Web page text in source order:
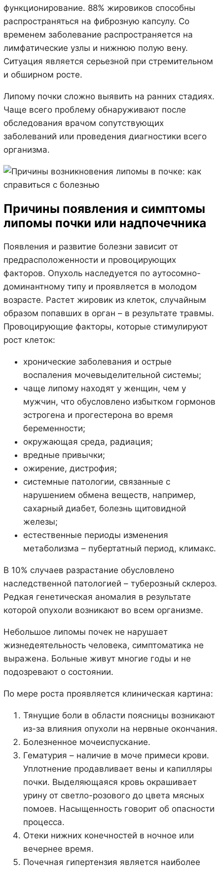
функционирование. 88% жировиков способны
распространяться на фиброзную капсулу. Со
временем заболевание распространяется на
лимфатические узлы и нижнюю полую вену.
Ситуация является серьезной при стремительном
и обширном росте.
Липому почки сложно выявить на ранних стадиях.
Чаще всего проблему обнаруживают после
обследования врачом сопутствующих
заболеваний или проведения диагностики всего
организма.
Причины появления и симптомы
липомы почки или надпочечника
Появления и развитие болезни зависит от
предрасположенности и провоцирующих
факторов. Опухоль наследуется по аутосомно-
доминантному типу и проявляется в молодом
возрасте. Растет жировик из клеток, случайным
образом попавших в орган – в результате травмы.
Провоцирующие факторы, которые стимулируют
рост клеток:
хронические заболевания и острые
воспаления мочевыделительной системы;
чаще липому находят у женщин, чем у
мужчин, что обусловлено избытком гормонов
эстрогена и прогестерона во время
беременности;
окружающая среда, радиация;
вредные привычки;
ожирение, дистрофия;
системные патологии, связанные с
нарушением обмена веществ, например,
сахарный диабет, болезнь щитовидной
железы;
естественные периоды изменения
метаболизма – пубертатный период, климакс.
В 10% случаев разрастание обусловлено
наследственной патологией – туберозный склероз.
Редкая генетическая аномалия в результате
которой опухоли возникают во всем организме.
Небольшое липомы почек не нарушает
жизнедеятельность человека, симптоматика не
выражена. Больные живут многие годы и не
подозревают о состоянии.
По мере роста проявляется клиническая картина:
Тянущие боли в области поясницы возникают
из-за влияния опухоли на нервные окончания.
Болезненное мочеиспускание.
Гематурия – наличие в моче примеси крови.
Уплотнение продавливает вены и капилляры
почки. Выделяющаяся кровь окрашивает
урину от светло-розового до цвета мясных
помоев. Насыщенность говорит об опасности
процесса.
Отеки нижних конечностей в ночное или
вечернее время.
Почечная гипертензия является наиболее